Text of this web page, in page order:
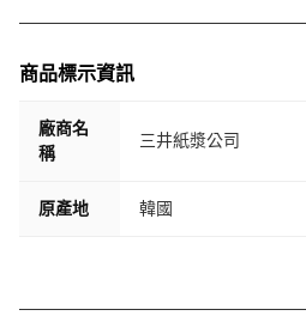
商品標示資訊
廠商名
稱
三井紙漿公司
原產地 韓國